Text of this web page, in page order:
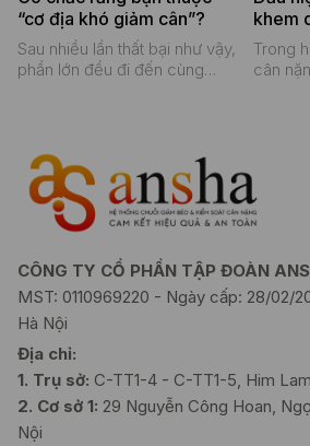
dàng hơn so với thời kỳ đôi
mươi. Hiểu rõ nguyên nhân sẽ
giúp lựa chọn phương pháp
giảm cân hiệu quả và bền
“cơ địa khó giảm cân”?
Sau nhiều lần thất bại như vậy,
phần lớn đều đi đến cùng
khem
Trong
cân
quả”.
mạnh
tác
lại, đây
bắt
cảnh
CÔNG TY CỔ PHẦN TẬP ĐOÀN
MST: 0110969220 - Ngày cấp: 28/02/
Hà Nội
Địa chỉ:
1. Trụ sở: C-TT1-4 - C-TT1-5, Him
2. Cơ sở 1: 29 Nguyễn Công Hoan,
Nội